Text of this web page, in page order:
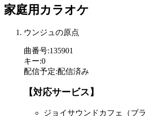
家庭用カラオケ
ウンジュの原点
曲番号:135901
キー:0
配信予定:配信済み
【対応サービス】
ジョイサウンドカフェ（ブ